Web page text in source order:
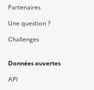
Partenaires
Une question ?
Challenges
Données ouvertes
API